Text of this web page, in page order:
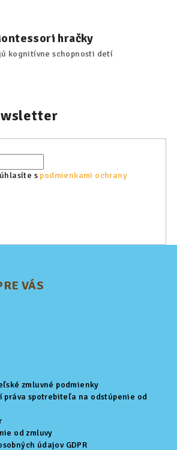
hračky
kognitívne schopnosti detí
s podmienkami ochrany
VÁS
zmluvné podmienky
práva spotrebiteľa na odstúpenie od
od zmluvy
údajov GDPR